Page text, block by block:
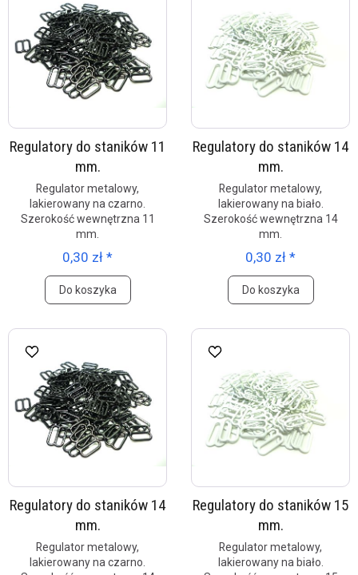
Regulatory do staników 11
mm.
Regulator metalowy,
lakierowany na czarno.
Szerokość wewnętrzna 11
mm.
0,30 zł *
Do koszyka
Regulatory do staników 14
mm.
Regulator metalowy,
lakierowany na biało.
Szerokość wewnętrzna 14
mm.
0,30 zł *
Do koszyka
Regulatory do staników 14
mm.
Regulator metalowy,
lakierowany na czarno.
Regulatory do staników 15
mm.
Regulator metalowy,
lakierowany na biało.